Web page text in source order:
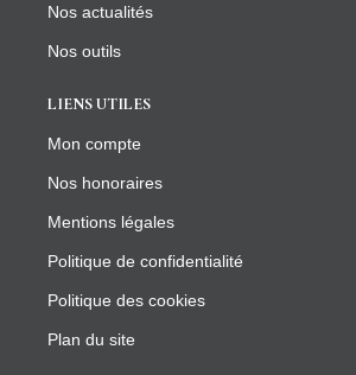
Nos actualités
Nos outils
LIENS UTILES
Mon compte
Nos honoraires
Mentions légales
Politique de confidentialité
Politique des cookies
Plan du site